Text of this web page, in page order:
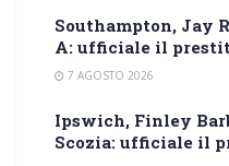
Southampton, Jay
A: ufficiale il
7 AGOSTO 2026
Ipswich, Finley
Scozia: ufficiale il